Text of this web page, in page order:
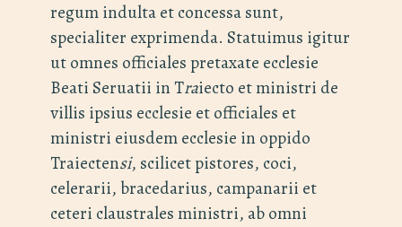
regum indulta et concessa sunt,
specialiter exprimenda. Statuimus igitur
ut omnes officiales pretaxate ecclesie
Beati Seruatii in Traiecto et ministri de
villis ipsius ecclesie et officiales et
ministri eiusdem ecclesie in oppido
Traiectensi, scilicet pistores, coci,
celerarii, bracedarius, campanarii et
ceteri claustrales ministri, ab omni